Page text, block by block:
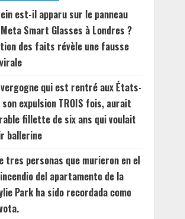
est-il apparu sur le panneau
Smart Glasses à Londres ?
des faits révèle une fausse
qui est rentré aux États-
expulsion TROIS fois, aurait
fillette de six ans qui voulait
ballerine
tres personas que murieron en el
del apartamento de la
Park ha sido recordada como